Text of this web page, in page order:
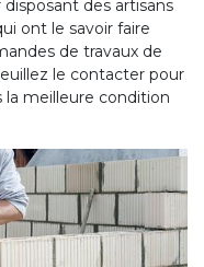
des artisans
ont le savoir faire
de travaux de
le contacter pour
la meilleure condition